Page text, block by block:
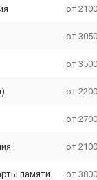
от
от
от
от
от
от
памяти от